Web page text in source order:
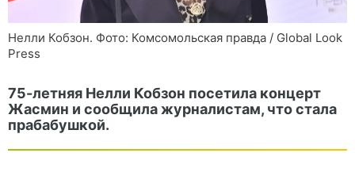
Нелли Кобзон. Фото: Комсомольская правда / Global Look
Press
75-летняя Нелли Кобзон посетила концерт
Жасмин и сообщила журналистам, что стала
прабабушкой.